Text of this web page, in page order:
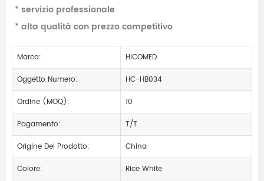
* servizio professionale
* alta qualità con prezzo competitivo
Marca:
HICOMED
Oggetto Numero:
HC-HB034
Ordine (MOQ):
10
Pagamento:
T/T
Origine Del Prodotto:
China
Colore:
Rice White